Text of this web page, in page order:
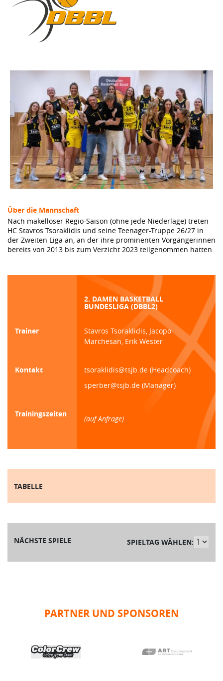
Über die Mannschaft
Nach makelloser Regio-Saison (ohne jede Niederlage) treten
HC Stavros Tsoraklidis und seine Teenager-Truppe 26/27 in
der Zweiten Liga an, an der ihre prominenten Vorgängerinnen
bereits von 2013 bis zum Verzicht 2023 teilgenommen hatten.
2. DAMEN BASKETBALL
BUNDESLIGA (DBBL2)
Trainer
Stavros Tsoraklidis, Jacopo
Marchesan, Erik Wester
Kontakt
tsoraklidis@tsjb.de (Headcoach)
sperber@tsjb.de (Manager)
Trainingszeiten
(auf Anfrage)
TABELLE
NÄCHSTE SPIELE SPIELTAG WÄHLEN:
PARTNER UND SPONSOREN